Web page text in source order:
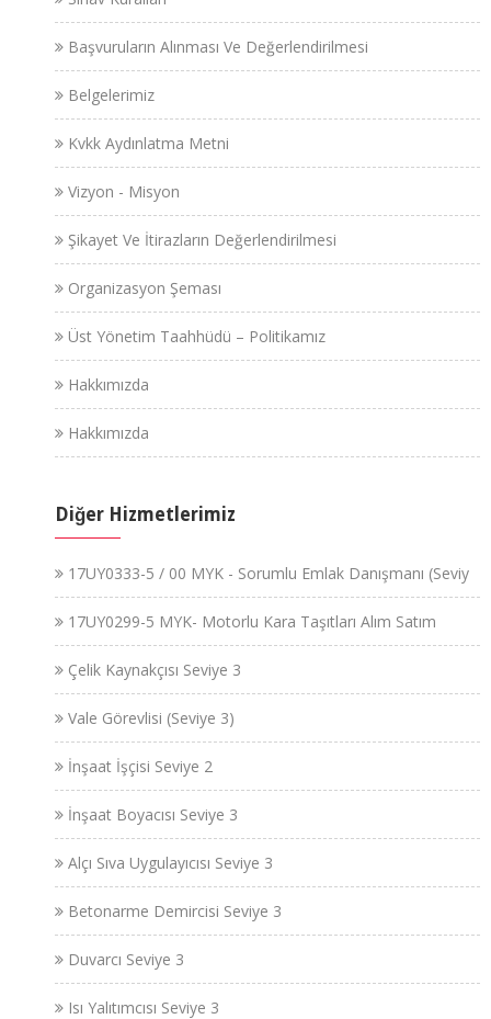
Başvuruların Alınması Ve Değerlendirilmesi
Belgelerimiz
Kvkk Aydınlatma Metni
Vizyon - Misyon
Şikayet Ve İtirazların Değerlendirilmesi
Organizasyon Şeması
Üst Yönetim Taahhüdü – Politikamız
Hakkımızda
Hakkımızda
Diğer Hizmetlerimiz
17UY0333-5 / 00 MYK - Sorumlu Emlak Danışmanı (Seviy
17UY0299-5 MYK- Motorlu Kara Taşıtları Alım Satım
Çelik Kaynakçısı Seviye 3
Vale Görevlisi (Seviye 3)
İnşaat İşçisi Seviye 2
İnşaat Boyacısı Seviye 3
Alçı Sıva Uygulayıcısı Seviye 3
Betonarme Demircisi Seviye 3
Duvarcı Seviye 3
Isı Yalıtımcısı Seviye 3